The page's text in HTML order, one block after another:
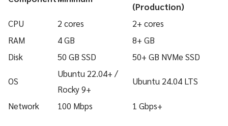
(Production)
CPU
2 cores
2+ cores
RAM
4 GB
8+ GB
Disk
50 GB SSD 50+ GB NVMe SSD
OS
Ubuntu 22.04+ /
Rocky 9+
Ubuntu 24.04 LTS
Network 100 Mbps 1 Gbps+